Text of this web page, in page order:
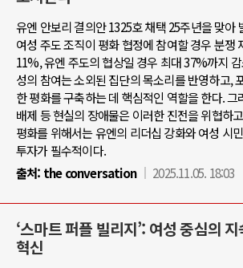
유엔 안보리 결의안 1325호 채택 25주년을 맞아
여성 주도 조직이 평화 협정에 참여할 경우 분쟁
11%, 유엔 주도의 협상일 경우 최대 37%까지
성의 참여는 소외된 집단의 목소리를 반영하고,
한 평화를 구축하는 데 핵심적인 역할을 한다. 그
배제 등 현실의 장애물은 이러한 진전을 위협하
평화를 위해서는 유엔의 리더십 강화와 여성 시
투자가 필수적이다.
출처: the conversation 2025.11.05. 18:03
‘스마트 퍼플 빌리지’: 여성 중심의
혁신